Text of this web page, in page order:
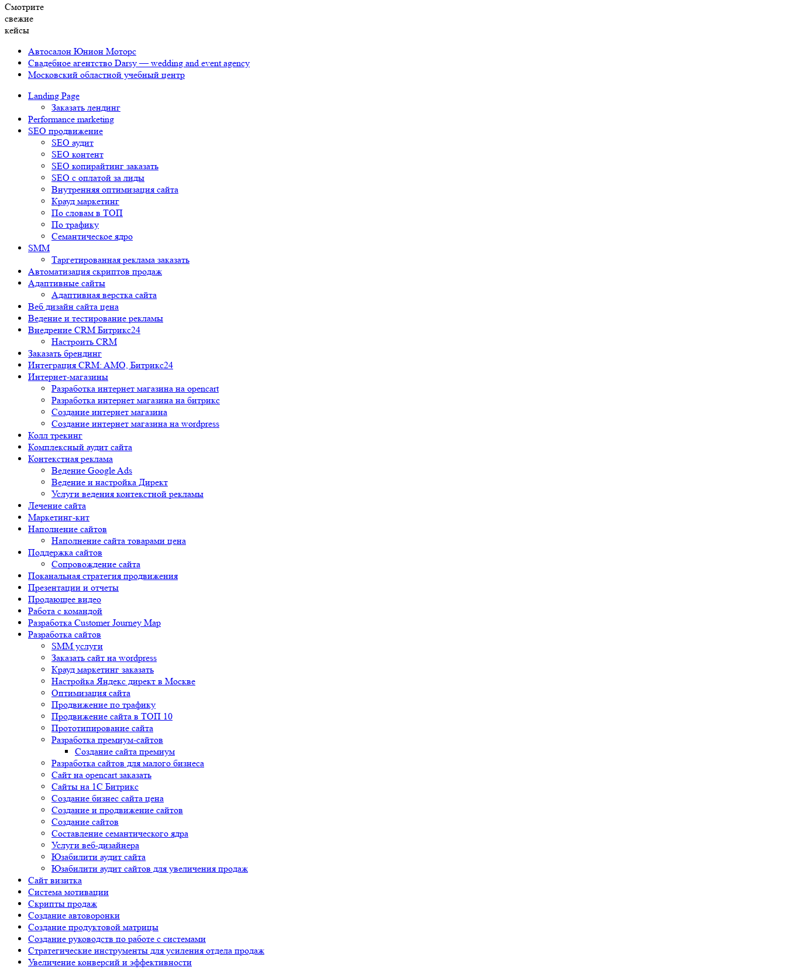
Смотрите
свежие
кейсы
Автосалон Юнион Моторс
Свадебное агентство Darsy — wedding and event agency
Московский областной учебный центр
Landing Page
Заказать лендинг
Performance marketing
SEO продвижение
SEO аудит
SEO контент
SEO копирайтинг заказать
SEO с оплатой за лиды
Внутренняя оптимизация сайта
Крауд маркетинг
По словам в ТОП
По трафику
Семантическое ядро
SMM
Таргетированная реклама заказать
Автоматизация скриптов продаж
Адаптивные сайты
Адаптивная верстка сайта
Веб дизайн сайта цена
Ведение и тестирование рекламы
Внедрение CRM Битрикс24
Настроить CRM
Заказать брендинг
Интеграция CRM: AMO, Битрикс24
Интернет-магазины
Разработка интернет магазина на opencart
Разработка интернет магазина на битрикс
Создание интернет магазина
Создание интернет магазина на wordpress
Колл трекинг
Комплексный аудит сайта
Контекстная реклама
Ведение Google Ads
Ведение и настройка Директ
Услуги ведения контекстной рекламы
Лечение сайта
Маркетинг-кит
Наполнение сайтов
Наполнение сайта товарами цена
Поддержка сайтов
Сопровождение сайта
Поканальная стратегия продвижения
Презентации и отчеты
Продающее видео
Работа с командой
Разработка Customer Journey Map
Разработка сайтов
SMM услуги
Заказать сайт на wordpress
Крауд маркетинг заказать
Настройка Яндекс директ в Москве
Оптимизация сайта
Продвижение по трафику
Продвижение сайта в ТОП 10
Прототипирование сайта
Разработка премиум-сайтов
Создание сайта премиум
Разработка сайтов для малого бизнеса
Сайт на opencart заказать
Сайты на 1С Битрикс
Создание бизнес сайта цена
Создание и продвижение сайтов
Создание сайтов
Составление семантического ядра
Услуги веб-дизайнера
Юзабилити аудит сайта
Юзабилити аудит сайтов для увеличения продаж
Сайт визитка
Система мотивации
Скрипты продаж
Создание автоворонки
Создание продуктовой матрицы
Создание руководств по работе с системами
Стратегические инструменты для усиления отдела продаж
Увеличение конверсий и эффективности